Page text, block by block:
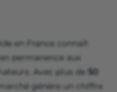
en France connaît
permanence aux
Avec plus de 50
génère un chiffre